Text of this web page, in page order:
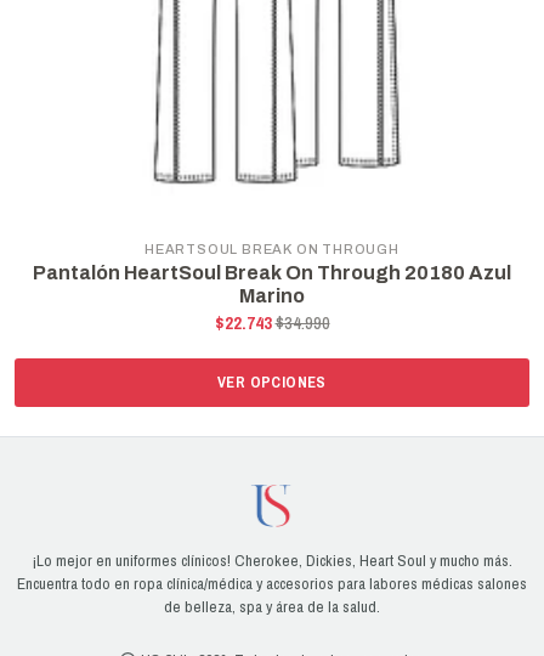
HEARTSOUL BREAK ON THROUGH
Pantalón HeartSoul Break On Through 20180 Azul
Marino
$22.743$34.990
VER OPCIONES
¡Lo mejor en uniformes clínicos! Cherokee, Dickies, Heart Soul y mucho más.
Encuentra todo en ropa clínica/médica y accesorios para labores médicas salones
de belleza, spa y área de la salud.